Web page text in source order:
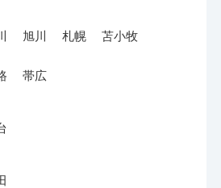
旭川 札幌 苫小牧
帯広